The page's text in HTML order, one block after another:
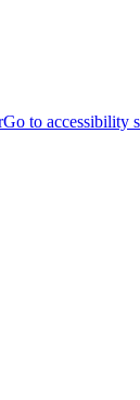
Go to accessibility